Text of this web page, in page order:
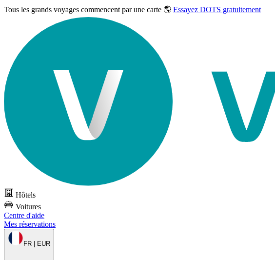
Tous les grands voyages commencent par une carte 🌎 Essayez DOTS gratuitement
Hôtels
Voitures
Centre d'aide
Mes réservations
FR | EUR